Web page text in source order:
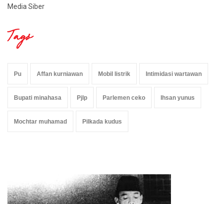
Media Siber
Tags
Pu Affan kurniawan Mobil listrik Intimidasi wartawan
Bupati minahasa Pjlp Parlemen ceko Ihsan yunus
Mochtar muhamad Pilkada kudus